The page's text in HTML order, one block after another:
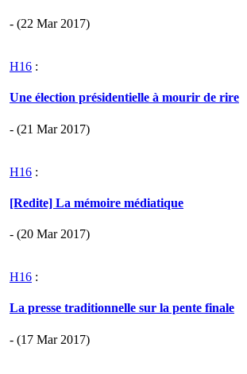
- (22 Mar 2017)
H16 :
Une élection présidentielle à mourir de rire
- (21 Mar 2017)
H16 :
[Redite] La mémoire médiatique
- (20 Mar 2017)
H16 :
La presse traditionnelle sur la pente finale
- (17 Mar 2017)